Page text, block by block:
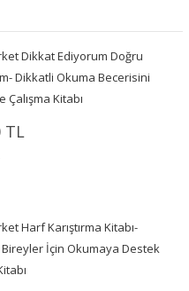
Dikkat Ediyorum Doğru
Dikkatli Okuma Becerisini
Çalışma Kitabı
TL
Harf Karıştırma Kitabı-
İçin Okumaya Destek